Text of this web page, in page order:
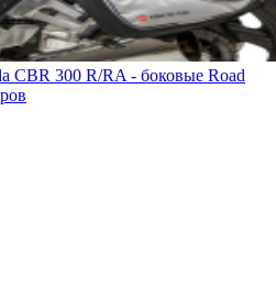
CBR 300 R/RA - боковые Road